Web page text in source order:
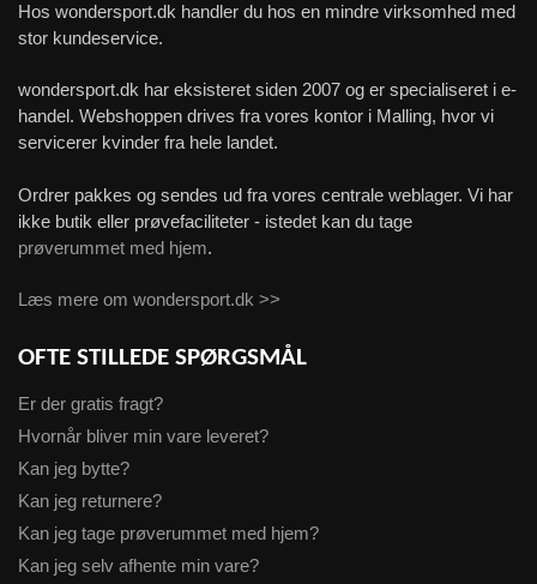
Hos wondersport.dk handler du hos en mindre virksomhed med
stor kundeservice.
wondersport.dk har eksisteret siden 2007 og er specialiseret i e-
handel. Webshoppen drives fra vores kontor i Malling, hvor vi
servicerer kvinder fra hele landet.
Ordrer pakkes og sendes ud fra vores centrale weblager. Vi har
ikke butik eller prøvefaciliteter - istedet kan du tage
prøverummet med hjem.
Læs mere om wondersport.dk >>
OFTE STILLEDE SPØRGSMÅL
Er der gratis fragt?
Hvornår bliver min vare leveret?
Kan jeg bytte?
Kan jeg returnere?
Kan jeg tage prøverummet med hjem?
Kan jeg selv afhente min vare?